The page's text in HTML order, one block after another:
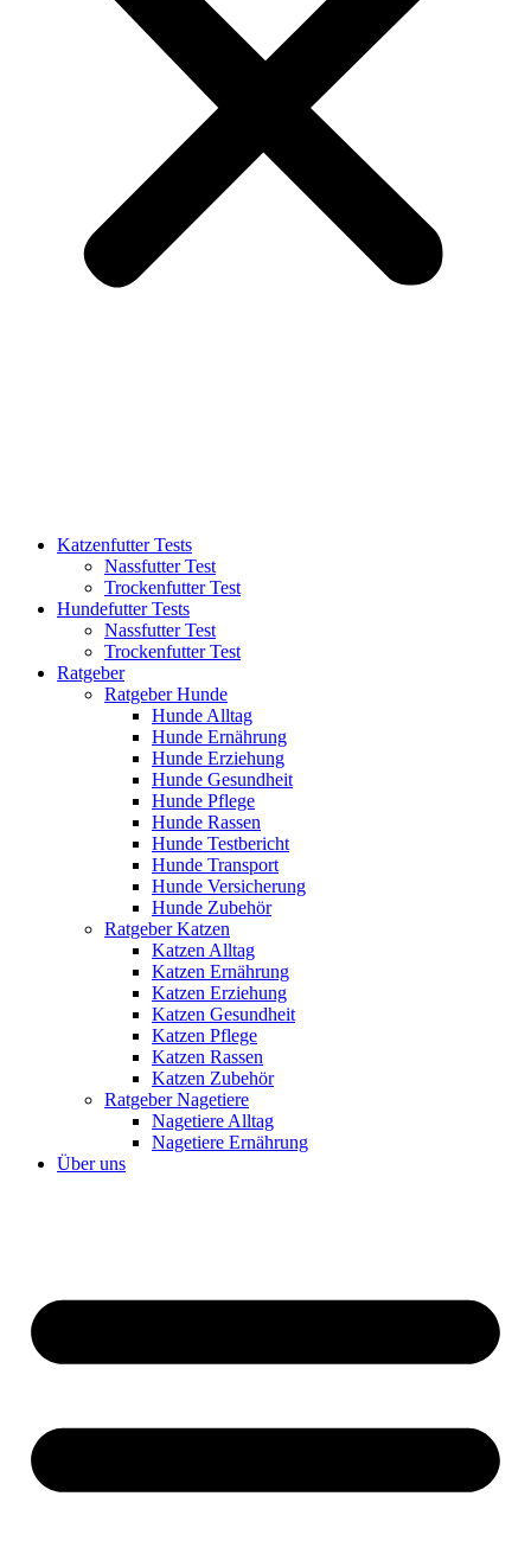
Katzenfutter Tests
Nassfutter Test
Trockenfutter Test
Hundefutter Tests
Nassfutter Test
Trockenfutter Test
Ratgeber
Ratgeber Hunde
Hunde Alltag
Hunde Ernährung
Hunde Erziehung
Hunde Gesundheit
Hunde Pflege
Hunde Rassen
Hunde Testbericht
Hunde Transport
Hunde Versicherung
Hunde Zubehör
Ratgeber Katzen
Katzen Alltag
Katzen Ernährung
Katzen Erziehung
Katzen Gesundheit
Katzen Pflege
Katzen Rassen
Katzen Zubehör
Ratgeber Nagetiere
Nagetiere Alltag
Nagetiere Ernährung
Über uns